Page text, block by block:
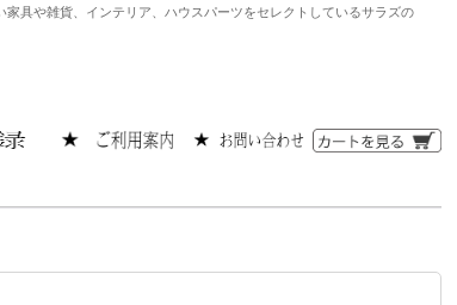
具や雑貨、インテリア、ハウスパーツをセレクトしているサラズの